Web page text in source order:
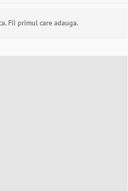
Fii primul care adauga.